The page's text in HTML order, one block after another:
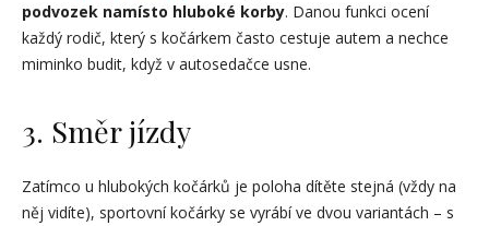
podvozek namísto hluboké korby. Danou funkci ocení
každý rodič, který s kočárkem často cestuje autem a nechce
miminko budit, když v autosedačce usne.
3. Směr jízdy
Zatímco u hlubokých kočárků je poloha dítěte stejná (vždy na
něj vidíte), sportovní kočárky se vyrábí ve dvou variantách – s